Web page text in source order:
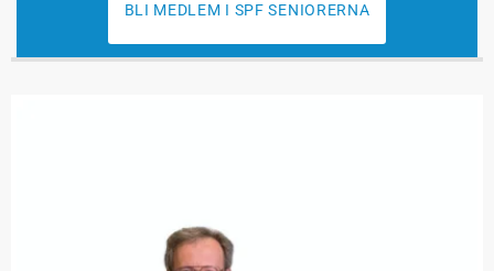
BLI MEDLEM I SPF SENIORERNA